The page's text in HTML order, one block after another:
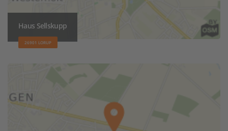
Haus Sellskupp
26901 LORUP